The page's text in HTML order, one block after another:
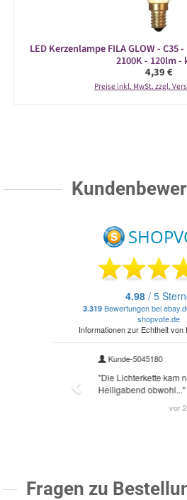
LED Kerzenlampe FILA GLOW - C35
2100K - 120lm -
Regulärer
4,39 €
Preise inkl. MwSt. zzgl.
Fragen zu